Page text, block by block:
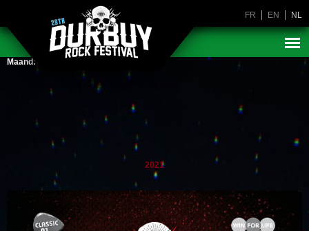
FR EN NL
Maand:
2021